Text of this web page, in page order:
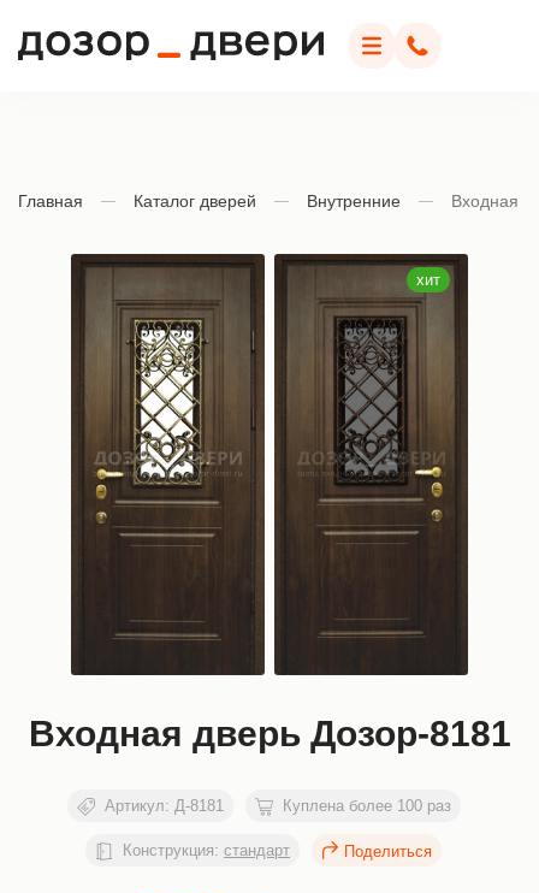
Дозор Двери
МенюПозвонить
Главная Каталог дверей Внутренние Входная
Входная дверь Дозор-8181
Артикул: Д-8181 Куплена более 100 раз
Конструкция: стандарт